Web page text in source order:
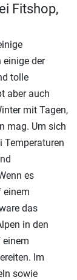
Fitshop,
einige der
tolle
aber auch
mit Tagen,
mag. Um sich
Temperaturen
es
einem
das
in den
einem
Im
sowie